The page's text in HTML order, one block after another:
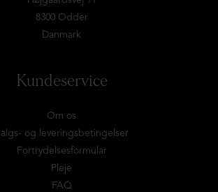
8300 Odder
Danmark
Kundeservice
Om os
og leveringsbetingelser
Fortrydelsesformular
Pleje
FAQ